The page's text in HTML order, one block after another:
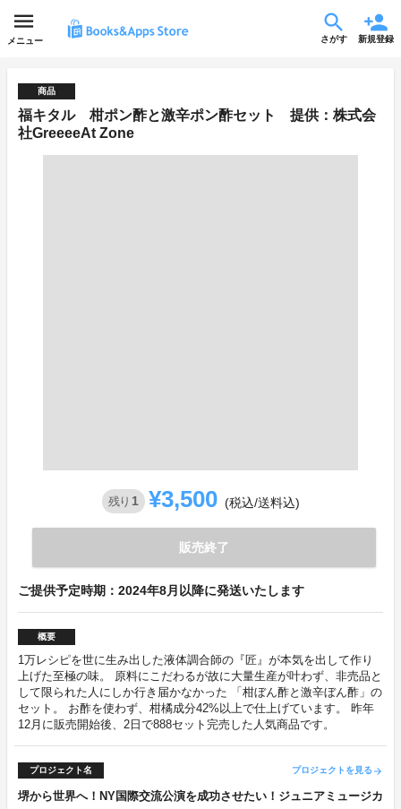
メニュー さがす 新規登録
商品
福キタル 柑ポン酢と激辛ポン酢セット 提供：株式会
社GreeeeAt Zone
残り 1 ¥3,500 (税込/送料込)
販売終了
ご提供予定時期：2024年8月以降に発送いたします
概要
1万レシピを世に生み出した液体調合師の『匠』が本気を出して作り
上げた至極の味。 原料にこだわるが故に大量生産が叶わず、非売品と
して限られた人にしか行き届かなかった 「柑ぼん酢と激辛ぼん酢」の
セット。 お酢を使わず、柑橘成分42%以上で仕上げています。 昨年
12月に販売開始後、2日で888セット完売した人気商品です。
プロジェクト名 プロジェクトを見る arrow_forward
堺から世界へ！NY国際交流公演を成功させたい！ジュニアミュージカ